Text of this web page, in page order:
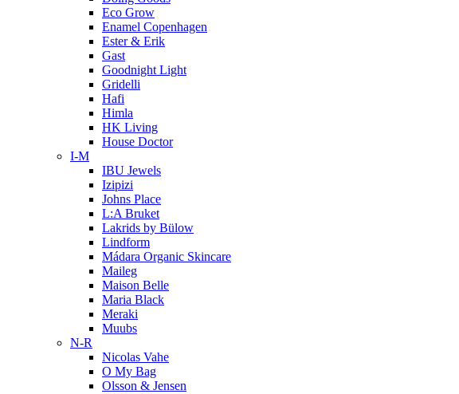
Eco Grow
Enamel Copenhagen
Ester & Erik
Gast
Goodnight Light
Gridelli
Hafi
Himla
HK Living
House Doctor
I-M
IBU Jewels
Izipizi
Johns Place
L:A Bruket
Lakrids by Bülow
Lindform
Mádara Organic Skincare
Maileg
Maison Belle
Maria Black
Meraki
Muubs
N-R
Nicolas Vahe
O My Bag
Olsson & Jensen